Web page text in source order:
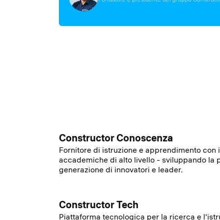
Constructor Conoscenza
Fornitore di istruzione e apprendimento con
accademiche di alto livello - sviluppando la
generazione di innovatori e leader.
Constructor Tech
Piattaforma tecnologica per la ricerca e
An outstanding community of Nobel
Award and Fields Medal winners, esteemed
with profound impact on advanced science
researchers and educators in leading
as highly regarded educational
Una vasta rete di imprenditori di successo,
aziendali, fondatori, investitori, fondi di
equity e partner stretti con un'esperienza
rispettata nei campi della alta tecnologia.